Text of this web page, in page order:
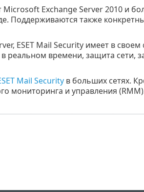
Exchange Server 2010 и
Поддерживаются также
ESET Mail Security имеет в
реальном времени, защита сети,
Mail Securityв больших сетях.
мониторинга и управления